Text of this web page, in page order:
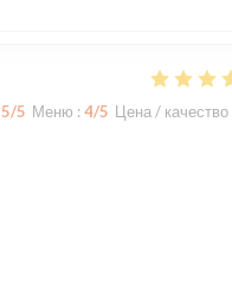
5/5 Меню : 4/5 Цена / качество